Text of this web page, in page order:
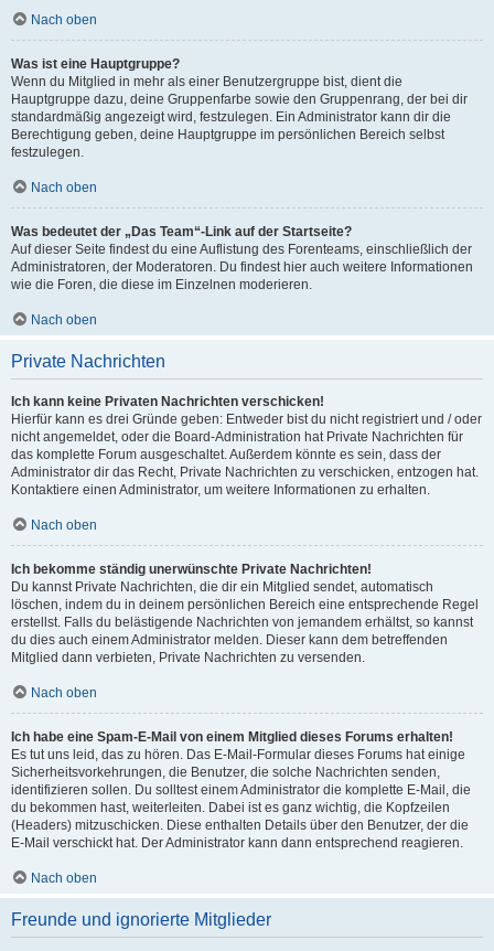
Nach oben
Was ist eine Hauptgruppe?
Wenn du Mitglied in mehr als einer Benutzergruppe bist, dient die
Hauptgruppe dazu, deine Gruppenfarbe sowie den Gruppenrang, der bei dir
standardmäßig angezeigt wird, festzulegen. Ein Administrator kann dir die
Berechtigung geben, deine Hauptgruppe im persönlichen Bereich selbst
festzulegen.
Nach oben
Was bedeutet der „Das Team“-Link auf der Startseite?
Auf dieser Seite findest du eine Auflistung des Forenteams, einschließlich der
Administratoren, der Moderatoren. Du findest hier auch weitere Informationen
wie die Foren, die diese im Einzelnen moderieren.
Nach oben
Private Nachrichten
Ich kann keine Privaten Nachrichten verschicken!
Hierfür kann es drei Gründe geben: Entweder bist du nicht registriert und / oder
nicht angemeldet, oder die Board-Administration hat Private Nachrichten für
das komplette Forum ausgeschaltet. Außerdem könnte es sein, dass der
Administrator dir das Recht, Private Nachrichten zu verschicken, entzogen hat.
Kontaktiere einen Administrator, um weitere Informationen zu erhalten.
Nach oben
Ich bekomme ständig unerwünschte Private Nachrichten!
Du kannst Private Nachrichten, die dir ein Mitglied sendet, automatisch
löschen, indem du in deinem persönlichen Bereich eine entsprechende Regel
erstellst. Falls du belästigende Nachrichten von jemandem erhältst, so kannst
du dies auch einem Administrator melden. Dieser kann dem betreffenden
Mitglied dann verbieten, Private Nachrichten zu versenden.
Nach oben
Ich habe eine Spam-E-Mail von einem Mitglied dieses Forums erhalten!
Es tut uns leid, das zu hören. Das E-Mail-Formular dieses Forums hat einige
Sicherheitsvorkehrungen, die Benutzer, die solche Nachrichten senden,
identifizieren sollen. Du solltest einem Administrator die komplette E-Mail, die
du bekommen hast, weiterleiten. Dabei ist es ganz wichtig, die Kopfzeilen
(Headers) mitzuschicken. Diese enthalten Details über den Benutzer, der die
E-Mail verschickt hat. Der Administrator kann dann entsprechend reagieren.
Nach oben
Freunde und ignorierte Mitglieder